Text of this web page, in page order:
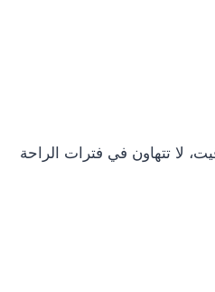
لا تتهاون في فترات الراحة